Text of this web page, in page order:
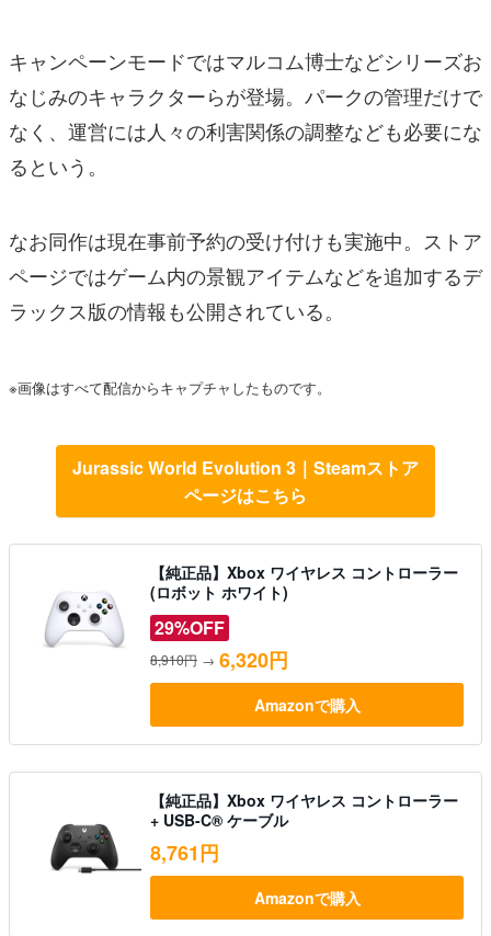
キャンペーンモードではマルコム博士などシリーズお
なじみのキャラクターらが登場。パークの管理だけで
なく、運営には人々の利害関係の調整なども必要にな
るという。
なお同作は現在事前予約の受け付けも実施中。ストア
ページではゲーム内の景観アイテムなどを追加するデ
ラックス版の情報も公開されている。
※画像はすべて配信からキャプチャしたものです。
Jurassic World Evolution 3｜Steamストア
ページはこちら
【純正品】Xbox ワイヤレス コントローラー
(ロボット ホワイト)
29%OFF
8,910円 → 6,320円
Amazonで購入
【純正品】Xbox ワイヤレス コントローラー
+ USB-C® ケーブル
8,761円
Amazonで購入